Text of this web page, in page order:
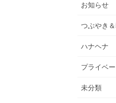
お知らせ
つぶやき
ハナヘナ
プライベ
未分類